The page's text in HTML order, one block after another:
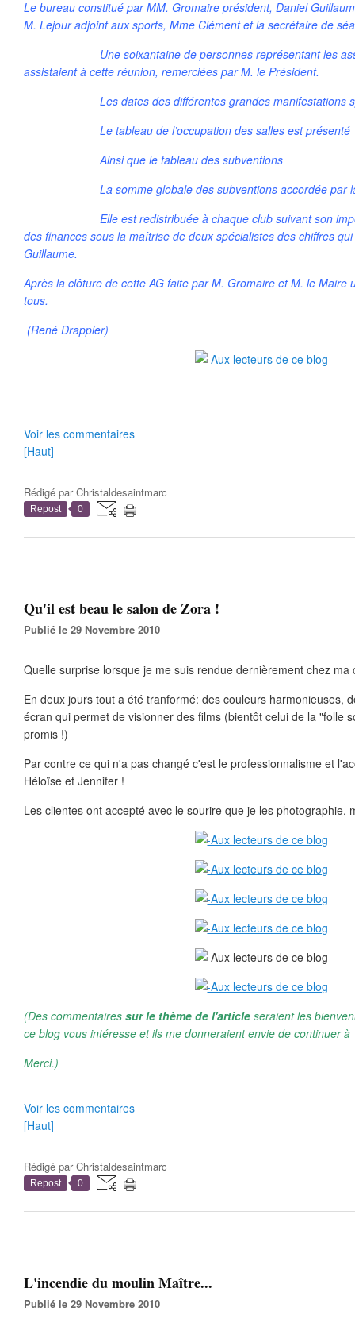
Le bureau constitué par MM. Gromaire président, Daniel
M. Lejour adjoint aux sports, Mme Clément et la secrétaire de
Une soixantaine de personnes représentant les
assistaient à cette réunion, remerciées par M. le Président.
Les dates des différentes grandes manifestations
Le tableau de l’occupation des salles est présenté
Ainsi que le tableau des subventions
La somme globale des subventions accordée par la
Elle est redistribuée à chaque club suivant son
des finances sous la maîtrise de deux spécialistes des chiffres
Guillaume.
Après la clôture de cette AG faite par M. Gromaire et M. le Maire
tous.
(René Drappier)
Voir les commentaires
[Haut]
Rédigé parChristaldesaintmarc
Repost 0
Qu'il est beau le salon de Zora !
Publié le 29 Novembre 2010
Quelle surprise lorsque je me suis rendue dernièrement chez
En deux jours tout a été tranformé: des couleurs harmonieuses,
écran qui permet de visionner des films (bientôt celui de la "folle
promis !)
Par contre ce qui n'a pas changé c'est le professionnalisme et
Héloïse et Jennifer !
Les clientes ont accepté avec le sourire que je les photographie,
(Des commentaires sur le thème de l'article seraient les
ce blog vous intéresse et ils me donneraient envie de continuer
Merci.)
Voir les commentaires
[Haut]
Rédigé parChristaldesaintmarc
Repost 0
L'incendie du moulin Maître...
Publié le 29 Novembre 2010